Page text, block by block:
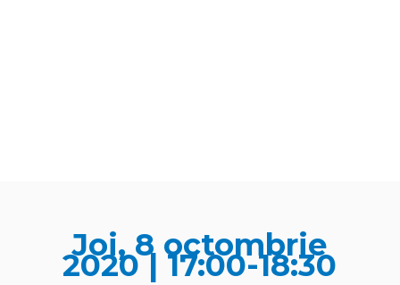
Joi, 8 octombrie
2020 | 17:00-18:30